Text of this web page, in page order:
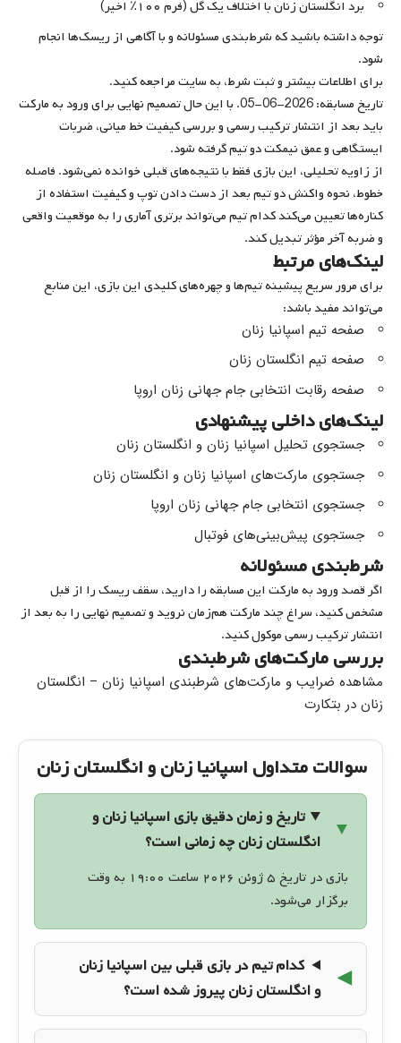
برد انگلستان زنان با اختلاف یک گل (فرم ۱۰۰٪ اخیر)
توجه داشته باشید که شرط‌بندی مسئولانه و با آگاهی از ریسک‌ها انجام
شود.
برای اطلاعات بیشتر و ثبت شرط، به سایت مراجعه کنید.
تاریخ مسابقه: 2026-06-05. با این حال تصمیم نهایی برای ورود به مارکت
باید بعد از انتشار ترکیب رسمی و بررسی کیفیت خط میانی، ضربات
ایستگاهی و عمق نیمکت دو تیم گرفته شود.
از زاویه تحلیلی، این بازی فقط با نتیجه‌های قبلی خوانده نمی‌شود. فاصله
خطوط، نحوه واکنش دو تیم بعد از دست دادن توپ و کیفیت استفاده از
کناره‌ها تعیین می‌کند کدام تیم می‌تواند برتری آماری را به موقعیت واقعی
و ضربه آخر مؤثر تبدیل کند.
لینک‌های مرتبط
برای مرور سریع پیشینه تیم‌ها و چهره‌های کلیدی این بازی، این منابع
می‌تواند مفید باشد:
صفحه تیم اسپانیا زنان
صفحه تیم انگلستان زنان
صفحه رقابت انتخابی جام جهانی زنان اروپا
لینک‌های داخلی پیشنهادی
جستجوی تحلیل اسپانیا زنان و انگلستان زنان
جستجوی مارکت‌های اسپانیا زنان و انگلستان زنان
جستجوی انتخابی جام جهانی زنان اروپا
جستجوی پیش‌بینی‌های فوتبال
شرط‌بندی مسئولانه
اگر قصد ورود به مارکت این مسابقه را دارید، سقف ریسک را از قبل
مشخص کنید، سراغ چند مارکت هم‌زمان نروید و تصمیم نهایی را به بعد از
انتشار ترکیب رسمی موکول کنید.
بررسی مارکت‌های شرطبندی
مشاهده ضرایب و مارکت‌های شرطبندی اسپانیا زنان – انگلستان
زنان در بتکارت
سوالات متداول اسپانیا زنان و انگلستان زنان
تاریخ و زمان دقیق بازی اسپانیا زنان و
انگلستان زنان چه زمانی است؟
بازی در تاریخ ۵ ژوئن ۲۰۲۶ ساعت ۱۹:۰۰ به وقت
برگزار می‌شود.
کدام تیم در بازی قبلی بین اسپانیا زنان
و انگلستان زنان پیروز شده است؟